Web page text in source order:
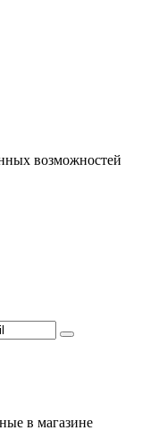
возможностей
в магазине